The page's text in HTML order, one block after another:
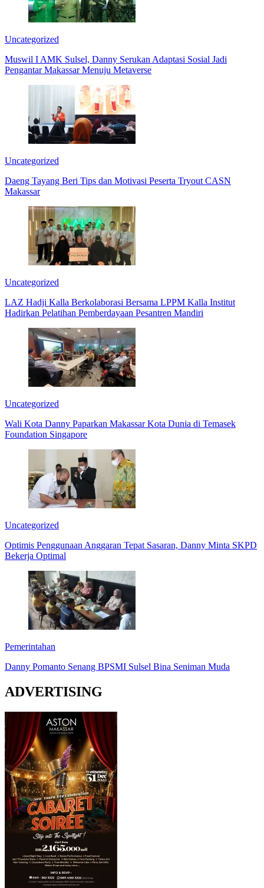
Uncategorized
Muswil I AMK Sulsel, Danny Serukan Adaptasi Sosial Jadi
Pengantar Makassar Menuju Metaverse
Uncategorized
Daeng Tayang Beri Tips dan Motivasi Peserta Tryout CASN
Makassar
Uncategorized
LAZ Hadji Kalla Berkolaborasi Bersama LPPM Kalla Institut
Hadirkan Pelatihan Pemberdayaan Pesantren Mandiri
Uncategorized
Wali Kota Danny Paparkan Makassar Kota Dunia di Temasek
Foundation Singapore
Uncategorized
Optimis Penggunaan Anggaran Tepat Sasaran, Danny Minta SKPD
Bekerja Optimal
Pemerintahan
Danny Pomanto Senang BPSMI Sulsel Bina Seniman Muda
ADVERTISING